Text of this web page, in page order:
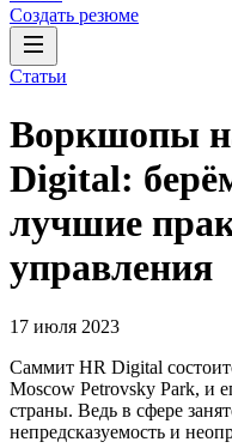
Создать резюме
Статьи
Воркшопы
Digital:
лучшие
управления
17 июля 2023
Саммит HR Digital
Moscow Petrovsky Park, и
страны. Ведь в сфере
непредсказуемость и